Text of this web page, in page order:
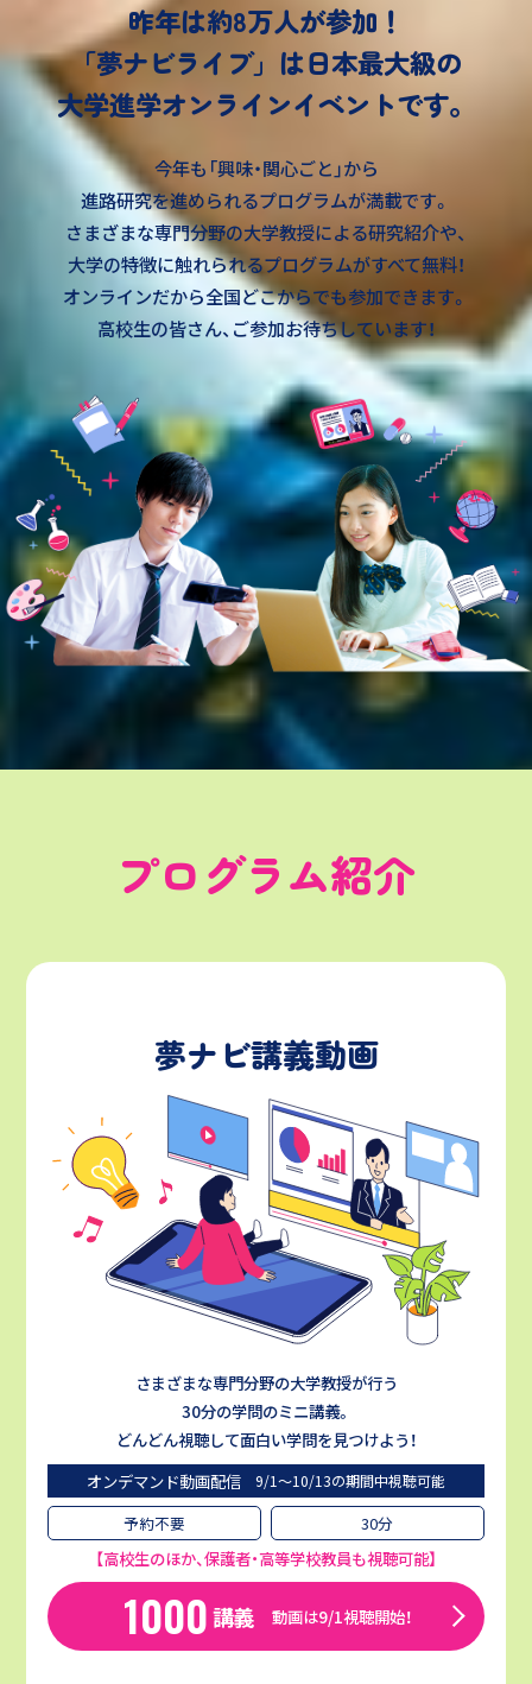
昨年は約8万人が参加！
「夢ナビライブ」は日本最大級の
大学進学オンラインイベントです。
今年も「興味・関心ごと」から
進路研究を進められるプログラムが満載です。
さまざまな専門分野の大学教授による研究紹介や、
大学の特徴に触れられるプログラムがすべて無料！
オンラインだから全国どこからでも参加できます。
高校生の皆さん、ご参加お待ちしています！
プログラム紹介
夢ナビ講義動画
さまざまな専門分野の大学教授が行う
30分の学問のミニ講義。
どんどん視聴して面白い学問を見つけよう！
オンデマンド動画配信
9/1〜10/13の期間中視聴可能
予約不要 30分
【高校生のほか、保護者・高等学校教員も視聴可能】
1000講義 動画は9/1視聴開始！